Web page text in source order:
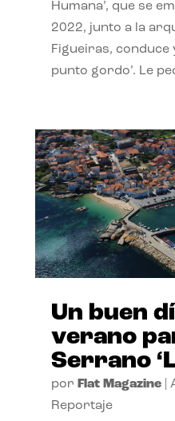
Humana’, que se
2022, junto a la
Figueiras, conduce
punto gordo’. Le
Un buen
verano
Serrano
por Flat Magazine|
Reportaje